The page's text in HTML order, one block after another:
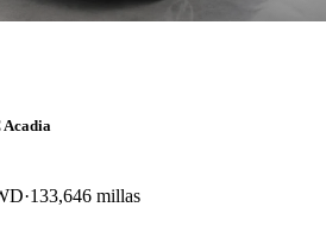
Acadia
133,646 millas